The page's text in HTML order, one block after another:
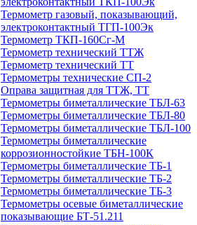
Термометр газовый, показывающий,
электроконтактный ТГП-100Эк
Термометр ТКП-160Сг-М
Термометр технический ТТЖ
Термометр технический ТТ
Термометры технические СП-2
Оправа защитная для ТТЖ, ТТ
Термометры биметаллические ТБЛ-63
Термометры биметаллические ТБЛ-80
Термометры биметаллические ТБЛ-100
Термометры биметаллические
коррозионностойкие ТБН-100К
Термометры биметаллические ТБ-1
Термометры биметаллические ТБ-2
Термометры биметаллические ТБ-3
Термометры осевые биметаллические
показывающие БТ-51.211